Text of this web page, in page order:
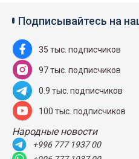
Подписывайтесь на
35 тыс. подписчиков
97 тыс. подписчиков
0.9 тыс. подписчиков
100 тыс. подписчиков
Народные новости
+996 777 1937 00